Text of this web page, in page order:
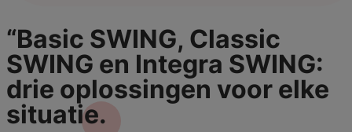
“Basic SWING, Classic
SWING en Integra SWING:
drie oplossingen voor elke
situatie.